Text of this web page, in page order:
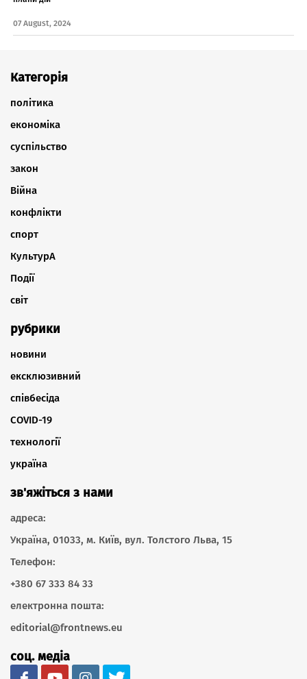
07 August, 2024
Категорія
політика
економіка
суспільство
закон
Війна
конфлікти
спорт
КультурА
Події
світ
рубрики
новини
ексклюзивний
співбесіда
COVID-19
технології
україна
зв'яжіться з нами
адреса:
Україна, 01033, м. Київ, вул. Толстого Льва, 15
Телефон:
+380 67 333 84 33
електронна пошта:
editorial@frontnews.eu
соц. медіа